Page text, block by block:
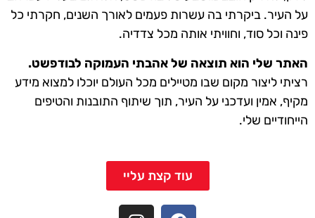
על העיר. ביקרתי בה עשרות פעמים לאורך השנים, חקרתי כל
פינה וכל סוד, וחוויתי אותה מכל צדדיה.
האתר שלי הוא תוצאה של אהבתי העמוקה לבודפשט.
רציתי ליצור מקום שבו מטיילים מכל העולם יוכלו למצוא מידע
מקיף, אמין ועדכני על העיר, תוך שיתוף התובנות והטיפים
הייחודיים שלי.
עוד קצת עליי